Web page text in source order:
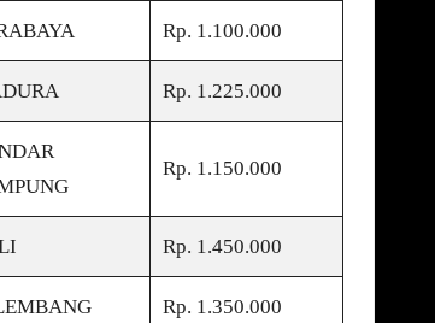
Rp. 1.100.000
Rp. 1.225.000
Rp. 1.150.000
Rp. 1.450.000
Rp. 1.350.000